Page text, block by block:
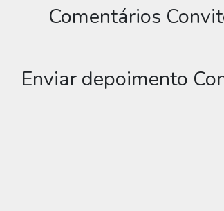
Comentários
Enviar depoimento